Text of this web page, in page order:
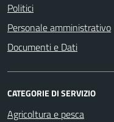
Politici
Personale amministrativo
Documenti e Dati
CATEGORIE DI SERVIZIO
Agricoltura e pesca